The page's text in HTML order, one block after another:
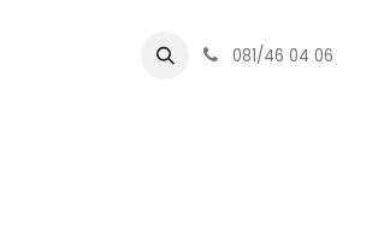
081/46 04 06